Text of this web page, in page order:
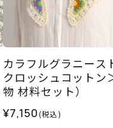
カラフルグラニース
クロッシュコットン
物 材料セット）
¥7,150(税込)